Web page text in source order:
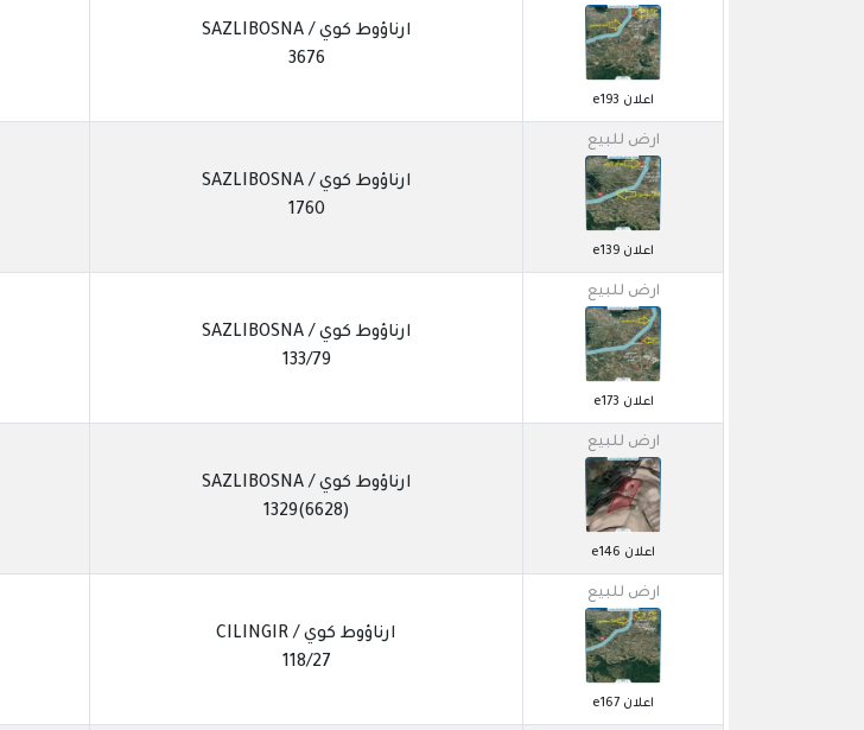
اعلان e193
ارناؤوط كوي / SAZLIBOSNA
3676
ارض للبيع
اعلان e139
ارناؤوط كوي / SAZLIBOSNA
1760
ارض للبيع
اعلان e173
ارناؤوط كوي / SAZLIBOSNA
133/79
ارض للبيع
اعلان e146
ارناؤوط كوي / SAZLIBOSNA
(6628)1329
ارض للبيع
اعلان e167
ارناؤوط كوي / CILINGIR
118/27